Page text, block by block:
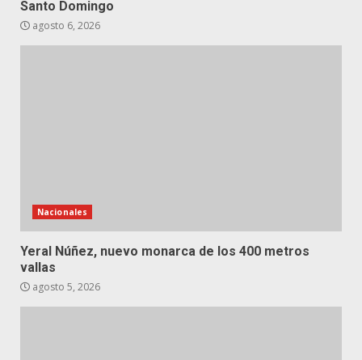
Santo Domingo
agosto 6, 2026
Nacionales
Yeral Núñez, nuevo monarca de los 400 metros
vallas
agosto 5, 2026